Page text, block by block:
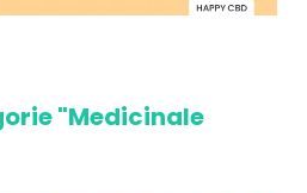
"Medicinale